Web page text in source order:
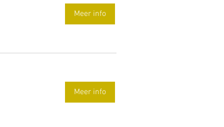
Meer info
Meer info